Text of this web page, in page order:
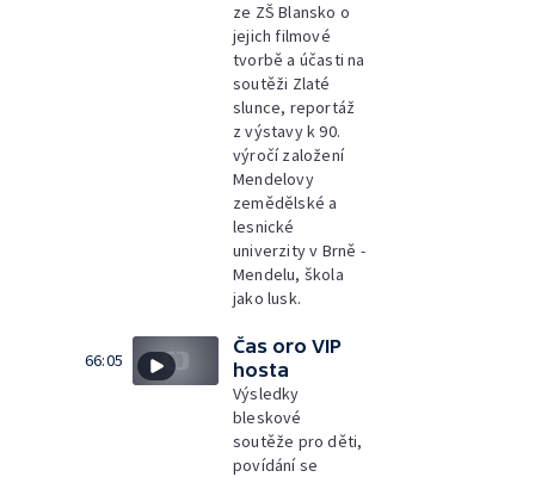
ze ZŠ Blansko o
jejich filmové
tvorbě a účasti na
soutěži Zlaté
slunce, reportáž
z výstavy k 90.
výročí založení
Mendelovy
zemědělské a
lesnické
univerzity v Brně -
Mendelu, škola
jako lusk.
66:05
Čas oro VIP
hosta
Výsledky
bleskové
soutěže pro děti,
povídání se